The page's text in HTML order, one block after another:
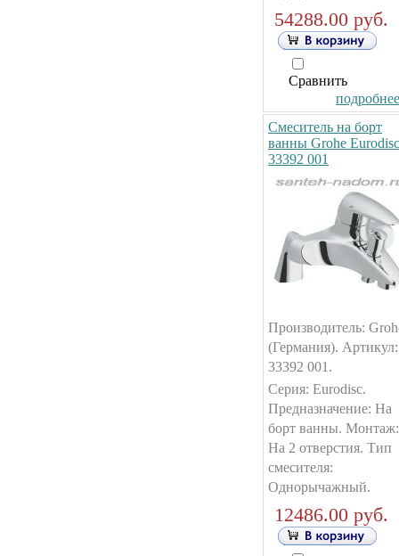
54288.00 руб.
Сравнить
Смеситель на борт
ванны Grohe Eurodisc
33392 001
Производитель:
(Германия). Артикул:
33392 001.
Серия: Eurodisc.
Предназначение: На
борт ванны. Монтаж:
На 2 отверстия. Тип
смесителя:
Однорычажный.
12486.00 руб.